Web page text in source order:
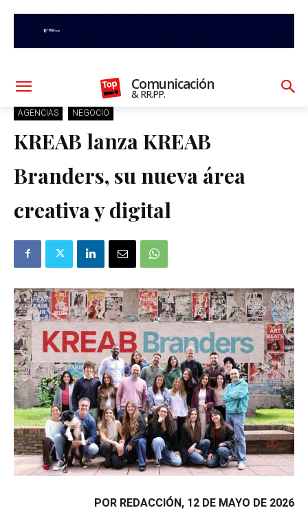
Comunicación
& RR.PP.
AGENCIAS NEGOCIO
KREAB lanza KREAB
Branders, su nueva área
creativa y digital
POR REDACCIÓN, 12 DE MAYO DE 2026